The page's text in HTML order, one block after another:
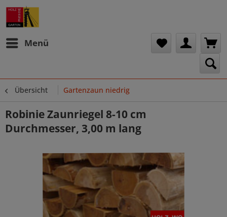
Menü
Übersicht Gartenzaun niedrig
Robinie Zaunriegel 8-10 cm
Durchmesser, 3,00 m lang